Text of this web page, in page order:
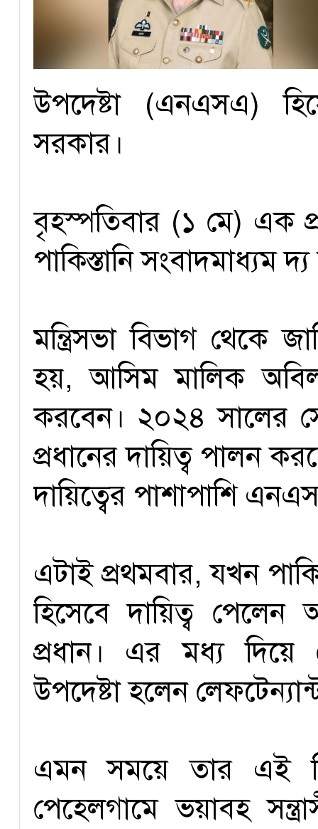
উপদেষ্টা (এনএসএ)
সরকার।
বৃহস্পতিবার (১ মে) এক
পাকিস্তানি সংবাদমাধ্যম
মন্ত্রিসভা বিভাগ থেকে
হয়, আসিম মালিক
করবেন। ২০২৪ সালের
প্রধানের দায়িত্ব পালন
দায়িত্বের পাশাপাশি
এটাই প্রথমবার, যখন
হিসেবে দায়িত্ব
প্রধান। এর মধ্য দিয়ে
উপদেষ্টা হলেন
এমন সময়ে তার এই
পেহেলগামে ভয়াবহ